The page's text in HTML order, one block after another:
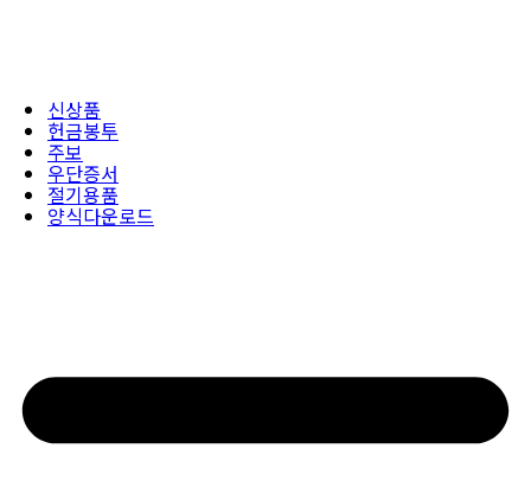
신상품
헌금봉투
주보
우단증서
절기용품
양식다운로드